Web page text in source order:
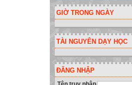
GIỜ TRONG NGÀY
TÀI NGUYÊN DẠY HỌC
ĐĂNG NHẬP